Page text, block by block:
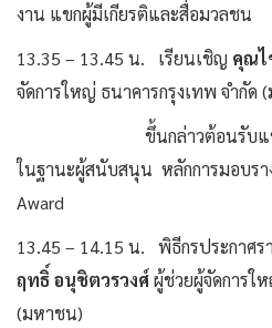
งาน แขกผู้มีเกียรติและสื่อมวลชน
13.35 – 13.45 น. เรียนเชิญ คุณไ
จัดการใหญ่ ธนาคารกรุงเทพ จำกัด
ขึ้นกล่าวต้อนรับแขกผู้มี
ในฐานะผู้สนับสนุน หลักการมอบรา
Award
13.45 – 14.15 น. พิธีกรประกาศร
ฤทธิ์ อนุชิตวรวงศ์ผู้ช่วยผู้จัดการใ
(มหาชน)